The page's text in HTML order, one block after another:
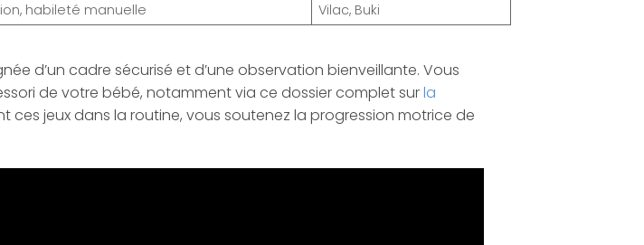
habileté manuelle Vilac, Buki
d’un cadre sécurisé et d’une observation bienveillante. Vous
de votre bébé, notamment via ce dossier complet surla
ces jeux dans la routine, vous soutenez la progression motrice de